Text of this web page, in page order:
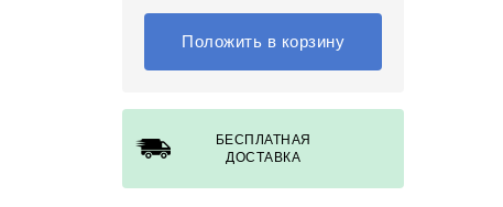
Положить в корзину
БЕСПЛАТНАЯ
ДОСТАВКА